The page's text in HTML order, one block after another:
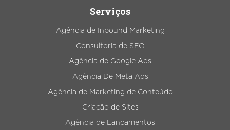
Serviços
Agência de Inbound Marketing
Consultoria de SEO
Agência de Google Ads
Agência De Meta Ads
Agência de Marketing de Conteúdo
Criação de Sites
Agência de Lançamentos